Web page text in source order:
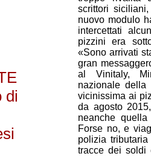
scrittori
nuovo modulo
intercettati
pizzini era
«Sono arrivati
gran
al Vinitaly,
nazionale della
vicinissima ai
da agosto
neanche
Forse no, e
polizia
tracce dei soldi
di